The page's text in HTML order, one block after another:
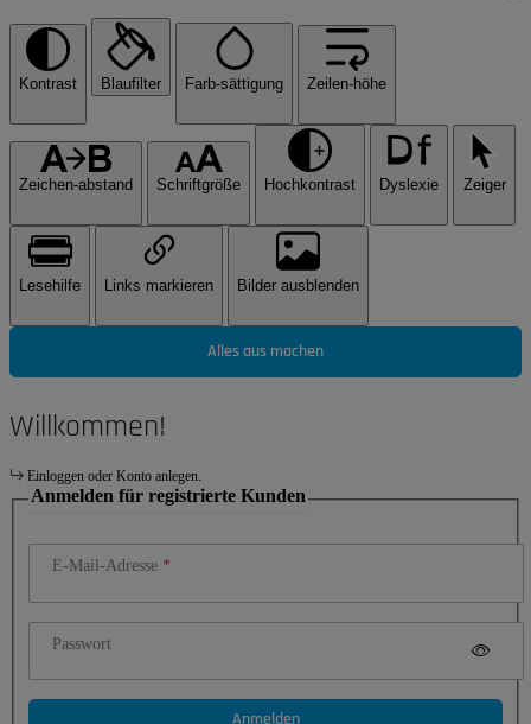
Kontrast Blaufilter Farb-sättigung Zeilen-höhe
Zeichen-abstand Schriftgröße Hochkontrast Dyslexie Zeiger
Lesehilfe Links markieren Bilder ausblenden
Alles aus machen
Willkommen!
Einloggen oder Konto anlegen.
Anmelden für registrierte Kunden
E-Mail-Adresse
Passwort
Anmelden